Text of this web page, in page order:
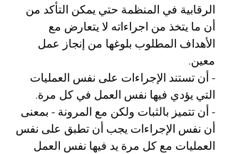
الرقابية في المنظمة حتي يمكن التأكد من
أن ما يتخذ من اجراءاته لا يتعارض مع
الأهداف المطلوب بلوغها من إنجاز عمل
معين.
- أن تستند الإجراءات على نفس العمليات
التي يؤدي فيها نفس العمل في كل مرة.
- أن تتميز بالثبات ولكن مع المرونة - بمعنى
أن نفس الإجراءات يجب أن تطبق على نفس
العمليات مع كل مرة يد فيها نفس العمل